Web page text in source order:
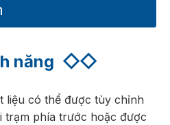
năng ◇◇
liệu có thể được tùy chỉnh
trạm phía trước hoặc được